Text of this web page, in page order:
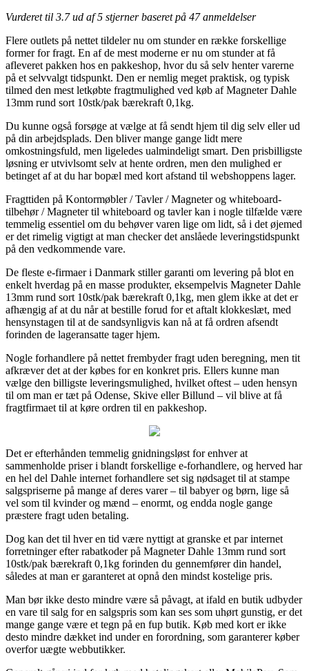
Vurderet til 3.7ud af 5 stjerner baseret på 47anmeldelser
Flere outlets på nettet tildeler nu om stunder en række forskellige
former for fragt. En af de mest moderne er nu om stunder at få
afleveret pakken hos en pakkeshop, hvor du så selv henter varerne
på et selvvalgt tidspunkt. Den er nemlig meget praktisk, og typisk
tilmed den mest letkøbte fragtmulighed ved køb af Magneter Dahle
13mm rund sort 10stk/pak bærekraft 0,1kg.
Du kunne også forsøge at vælge at få sendt hjem til dig selv eller ud
på din arbejdsplads. Den bliver mange gange lidt mere
omkostningsfuld, men ligeledes ualmindeligt smart. Den prisbilligste
løsning er utvivlsomt selv at hente ordren, men den mulighed er
betinget af at du har bopæl med kort afstand til webshoppens lager.
Fragttiden på Kontormøbler / Tavler / Magneter og whiteboard-
tilbehør / Magneter til whiteboard og tavler kan i nogle tilfælde være
temmelig essentiel om du behøver varen lige om lidt, så i det øjemed
er det rimelig vigtigt at man checker det anslåede leveringstidspunkt
på den vedkommende vare.
De fleste e-firmaer i Danmark stiller garanti om levering på blot en
enkelt hverdag på en masse produkter, eksempelvis Magneter Dahle
13mm rund sort 10stk/pak bærekraft 0,1kg, men glem ikke at det er
afhængig af at du når at bestille forud for et aftalt klokkeslæt, med
hensynstagen til at de sandsynligvis kan nå at få ordren afsendt
forinden de lageransatte tager hjem.
Nogle forhandlere på nettet frembyder fragt uden beregning, men tit
afkræver det at der købes for en konkret pris. Ellers kunne man
vælge den billigste leveringsmulighed, hvilket oftest – uden hensyn
til om man er tæt på Odense, Skive eller Billund – vil blive at få
fragtfirmaet til at køre ordren til en pakkeshop.
Det er efterhånden temmelig gnidningsløst for enhver at
sammenholde priser i blandt forskellige e-forhandlere, og herved har
en hel del Dahle internet forhandlere set sig nødsaget til at stampe
salgspriserne på mange af deres varer – til babyer og børn, lige så
vel som til kvinder og mænd – enormt, og endda nogle gange
præstere fragt uden betaling.
Dog kan det til hver en tid være nyttigt at granske et par internet
forretninger efter rabatkoder på Magneter Dahle 13mm rund sort
10stk/pak bærekraft 0,1kg forinden du gennemfører din handel,
således at man er garanteret at opnå den mindst kostelige pris.
Man bør ikke desto mindre være så påvagt, at ifald en butik udbyder
en vare til salg for en salgspris som kan ses som uhørt gunstig, er det
mange gange være et tegn på en fup butik. Køb med kort er ikke
desto mindre dækket ind under en forordning, som garanterer køber
overfor uægte webbutikker.